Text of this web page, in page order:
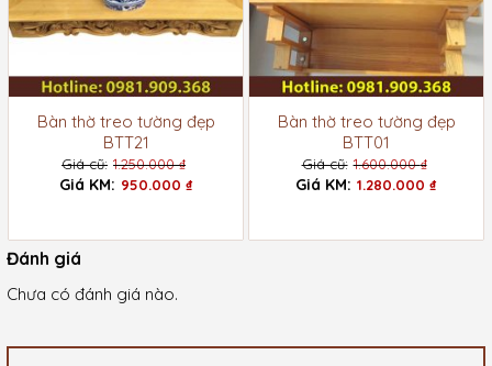
Bàn thờ treo tường đẹp
BTT21
1.250.000₫
Giá
gốc
950.000 ₫
là:
Bàn thờ treo tường đẹp
BTT01
1.600.000₫
Giá
gốc
1.280.000 ₫
là:
Đánh giá
Chưa có đánh giá nào.